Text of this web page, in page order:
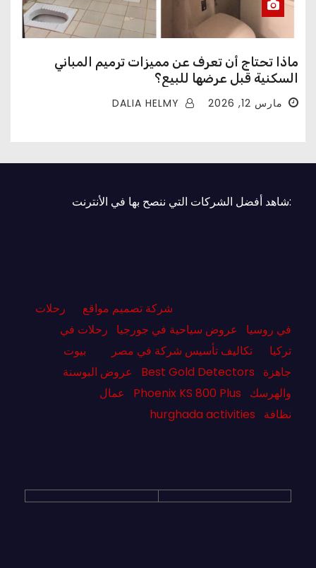
ماذا تحتاج أن تعرف عن مميزات ترميم المباني
السكنية قبل عرضها للبيع؟
مارس 12, 2026
:شاهد أفضل الشركات التي ننصح بها في الأنترنت
شركة تصميم مواقع
رحلات
في روسيا
عروض سياحية في جورجيا
رحلات في
تركيا
تكاليف تأسيس شركة في مصر
بيوت
جاهزة
Best Gold Detectors
عروض البوسنة
والهرسك
Phoenix KS 800 Plus
عمال
نظافة
hurghada activities